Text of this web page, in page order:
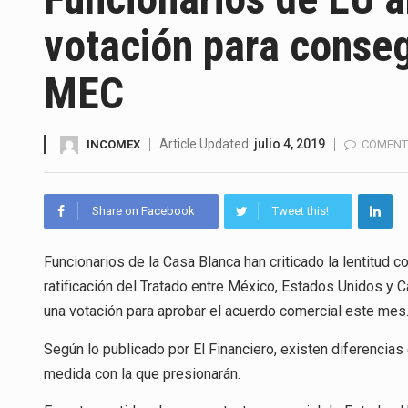
La Coalition for a Prosperous
Solo el 17.8 % de las
Los créditos fiscales
La industria automotriz
La inversión fija bruta en
El gobierno de Estados
El Departamento de
votación para
MEC
INCOMEX Article Updated: julio 4, 2019
Share on Facebook Tweet this!
Funcionarios de la Casa Blanca han criticado la lentitud
ratificación del Tratado entre México, Estados Unidos y
una votación para aprobar el acuerdo comercial este mes.
Según lo publicado por El Financiero, existen
medida con la que presionarán.